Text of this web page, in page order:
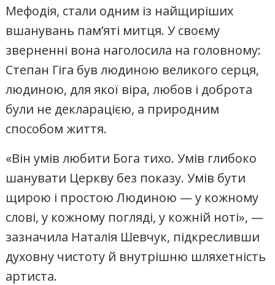
Мефодія, стали одним із найщиріших
вшанувань пам’яті митця. У своєму
зверненні вона наголосила на головному:
Степан Гіга був людиною великого серця,
людиною, для якої віра, любов і доброта
були не декларацією, а природним
способом життя.
«Він умів любити Бога тихо. Умів глибоко
шанувати Церкву без показу. Умів бути
щирою і простою Людиною — у кожному
слові, у кожному погляді, у кожній ноті», —
зазначила Наталія Шевчук, підкресливши
духовну чистоту й внутрішню шляхетність
артиста.